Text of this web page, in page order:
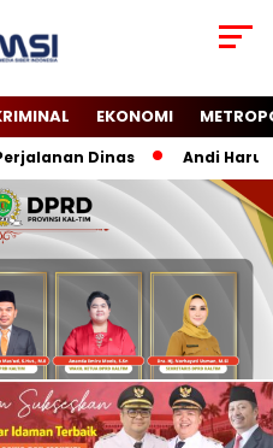
EKONOMI
Dinas Andi Harun